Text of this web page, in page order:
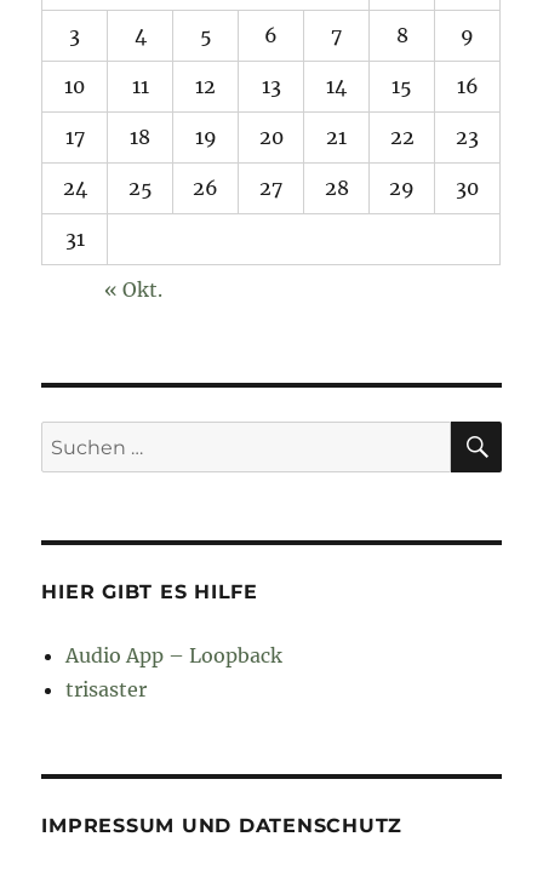
3 4 5 6 7 8 9
10 11 12 13 14 15 16
17 18 19 20 21 22 23
24 25 26 27 28 29 30
31
« Okt.
Suchen
nach:
HIER GIBT ES HILFE
Audio App – Loopback
trisaster
IMPRESSUM UND DATENSCHUTZ